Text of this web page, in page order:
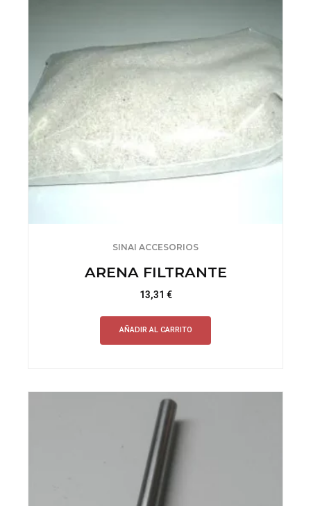
SINAI ACCESORIOS
ARENA FILTRANTE
13,31 €
AÑADIR AL CARRITO